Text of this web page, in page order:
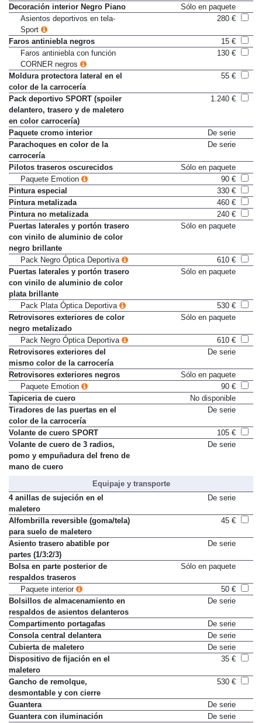
Decoración interior Negro Piano
Sólo en paquete
Asientos deportivos en tela-
Sport
280 €
Faros antiniebla negros
15 €
Faros antiniebla con función
CORNER negros
130 €
Moldura protectora lateral en el
color de la carrocería
55 €
Pack deportivo SPORT (spoiler
delantero, trasero y de maletero
en color carrocería)
1.240 €
Paquete cromo interior
De serie
Parachoques en color de la
carrocería
De serie
Pilotos traseros oscurecidos
Sólo en paquete
Paquete Emotion
90 €
Pintura especial
330 €
Pintura metalizada
460 €
Pintura no metalizada
240 €
Puertas laterales y portón trasero
con vinilo de aluminio de color
negro brillante
Sólo en paquete
Pack Negro Óptica Deportiva
610 €
Puertas laterales y portón trasero
con vinilo de aluminio de color
plata brillante
Sólo en paquete
Pack Plata Óptica Deportiva
530 €
Retrovisores exteriores de color
negro metalizado
Sólo en paquete
Pack Negro Óptica Deportiva
610 €
Retrovisores exteriores del
mismo color de la carrocería
De serie
Retrovisores exteriores negros
Sólo en paquete
Paquete Emotion
90 €
Tapiceria de cuero
No disponible
Tiradores de las puertas en el
color de la carrocería
De serie
Volante de cuero SPORT
105 €
Volante de cuero de 3 radios,
pomo y empuñadura del freno de
mano de cuero
De serie
Equipaje y transporte
4 anillas de sujeción en el
maletero
De serie
Alfombrilla reversible (goma/tela)
para suelo de maletero
45 €
Asiento trasero abatible por
partes (1/3:2/3)
De serie
Bolsa en parte posterior de
respaldos traseros
Sólo en paquete
Paquete interior
50 €
Bolsillos de almacenamiento en
respaldos de asientos delanteros
De serie
Compartimento portagafas
De serie
Consola central delantera
De serie
Cubierta de maletero
De serie
Dispositivo de fijación en el
maletero
35 €
Gancho de remolque,
desmontable y con cierre
530 €
Guantera
De serie
Guantera con iluminación
De serie